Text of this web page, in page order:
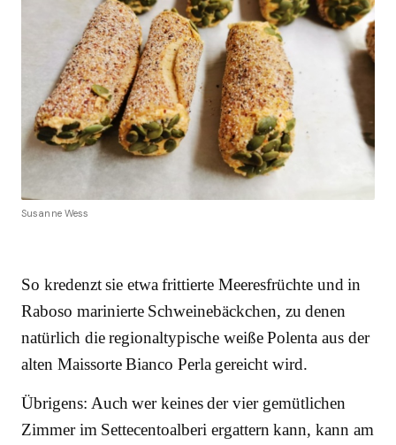
Susanne Wess
So kredenzt sie etwa frittierte Meeresfrüchte und in
Raboso marinierte Schweinebäckchen, zu denen
natürlich die regionaltypische weiße Polenta aus der
alten Maissorte Bianco Perla gereicht wird.
Übrigens: Auch wer keines der vier gemütlichen
Zimmer im Settecentoalberi ergattern kann, kann am